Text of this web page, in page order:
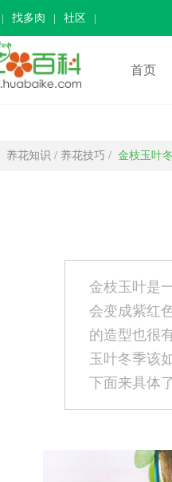
找多肉 社区
首页
养花知识 / 养花技巧 / 金枝玉叶
金枝玉叶是
会变成紫红
的造型也很
玉叶冬季该
下面来具体